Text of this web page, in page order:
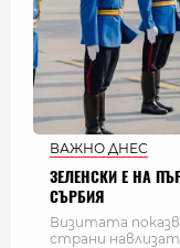
ВАЖНО ДНЕС
ЗЕЛЕНСКИ Е НА
СЪРБИЯ
Визитата
страни навлизат